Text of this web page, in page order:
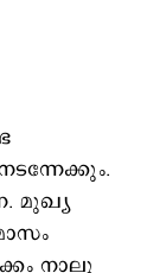
മുഖ്യ
നാലു